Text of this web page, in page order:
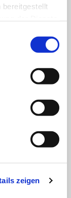
bereitgestellt
zeigen